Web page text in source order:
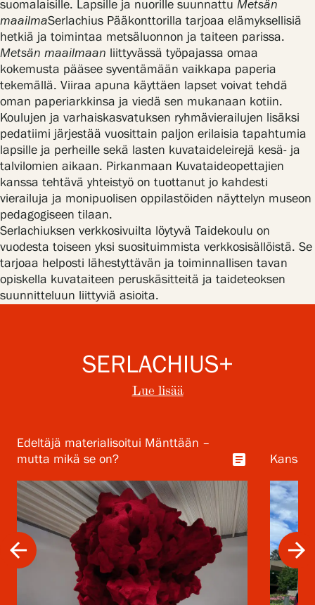
suomalaisille. Lapsille ja nuorille suunnattu Metsän
maailmaSerlachius Pääkonttorilla tarjoaa elämyksellisiä
hetkiä ja toimintaa metsäluonnon ja taiteen parissa.
Metsän maailmaan liittyvässä työpajassa omaa
kokemusta pääsee syventämään vaikkapa paperia
tekemällä. Viiraa apuna käyttäen lapset voivat tehdä
oman paperiarkkinsa ja viedä sen mukanaan kotiin.
Koulujen ja varhaiskasvatuksen ryhmävierailujen lisäksi
pedatiimi järjestää vuosittain paljon erilaisia tapahtumia
lapsille ja perheille sekä lasten kuvataideleirejä kesä- ja
talvilomien aikaan. Pirkanmaan Kuvataideopettajien
kanssa tehtävä yhteistyö on tuottanut jo kahdesti
vierailuja ja monipuolisen oppilastöiden näyttelyn museon
pedagogiseen tilaan.
Serlachiuksen verkkosivuilta löytyvä Taidekoulu on
vuodesta toiseen yksi suosituimmista verkkosisällöistä. Se
tarjoaa helposti lähestyttävän ja toiminnallisen tavan
opiskella kuvataiteen peruskäsitteitä ja taideteoksen
suunnitteluun liittyviä asioita.
arrow_back arrow_forward
SERLACHIUS+
Lue lisää
Edeltäjä materialisoitui Mänttään –
mutta mikä se on?
article